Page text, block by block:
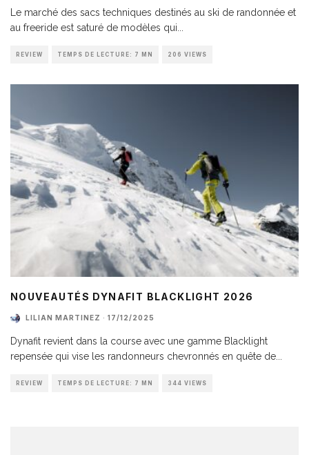
Le marché des sacs techniques destinés au ski de randonnée et
au freeride est saturé de modèles qui
REVIEW TEMPS DE LECTURE: 7 MN 206 VIEWS
NOUVEAUTÉS DYNAFIT BLACKLIGHT 2026
LILIAN MARTINEZ · 17/12/2025
Dynafit revient dans la course avec une gamme Blacklight
repensée qui vise les randonneurs chevronnés en quête de
REVIEW TEMPS DE LECTURE: 7 MN 344 VIEWS